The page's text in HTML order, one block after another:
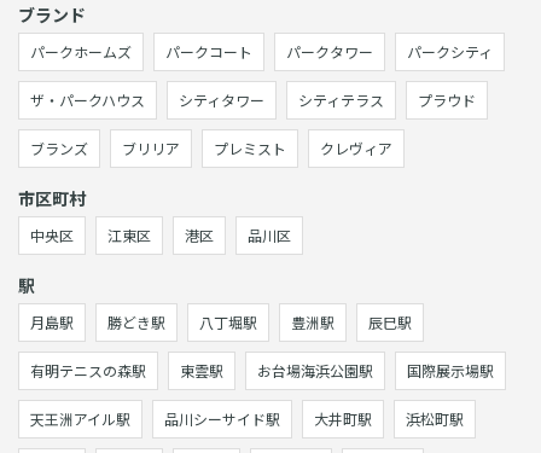
ブランド
パークホームズ パークコート パークタワー パークシティ
ザ・パークハウス シティタワー シティテラス プラウド
ブランズ ブリリア プレミスト クレヴィア
市区町村
中央区 江東区 港区 品川区
駅
月島駅 勝どき駅 八丁堀駅 豊洲駅 辰巳駅
有明テニスの森駅 東雲駅 お台場海浜公園駅 国際展示場駅
天王洲アイル駅 品川シーサイド駅 大井町駅 浜松町駅